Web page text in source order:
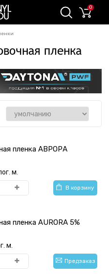
0
пленка
пленка АВРОРА
м.
В корзину
пленка AURORA 5%
м.
Предзаказ